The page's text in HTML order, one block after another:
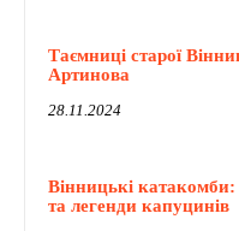
Таємниці старої
Артинова
28.11.2024
Вінницькі катакомби:
та легенди капуцинів